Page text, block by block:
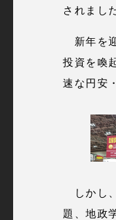
されまし
新年を
投資を喚
速な円安
しかし
題、地政